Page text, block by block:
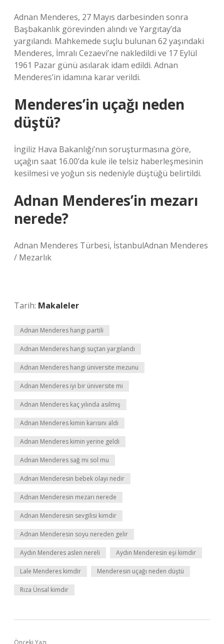
Adnan Menderes, 27 Mayıs darbesinden sonra
Başbakanlık görevinden alındı ​​ve Yargıtay’da
yargılandı. Mahkemede suçlu bulunan 62 yaşındaki
Menderes, İmralı Cezaevi’ne nakledildi ve 17 Eylül
1961 Pazar günü asılarak idam edildi. Adnan
Menderes’in idamına karar verildi.
Menderes’in uçağı neden
düştü?
İngiliz Hava Bakanlığı’nın soruşturmasına göre,
uçağın saat 16.00’da kule ile telsiz haberleşmesinin
kesilmesi ve yoğun sis nedeniyle düştüğü belirtildi.
Adnan Menderes’in mezarı
nerede?
Adnan Menderes Türbesi, İstanbulAdnan Menderes
/ Mezarlık
Tarih: Makaleler
Adnan Menderes hangi partili
Adnan Menderes hangi suçtan yargılandı
Adnan Menderes hangi üniversite mezunu
Adnan Menderes iyi bir üniversite mi
Adnan Menderes kaç yılında asılmış
Adnan Menderes kimin karısını aldı
Adnan Menderes kimin yerine geldi
Adnan Menderes sağ mı sol mu
Adnan Menderesin bebek olayı nedir
Adnan Menderesin mezarı nerede
Adnan Menderesin sevgilisi kimdir
Adnan Menderesin soyu nereden gelir
Aydın Menderes aslen nereli Aydın Menderesin eşi kimdir
Lale Menderes kimdir Menderesin uçağı neden düştü
Rıza Ünsal kimdir
Önceki Yazı